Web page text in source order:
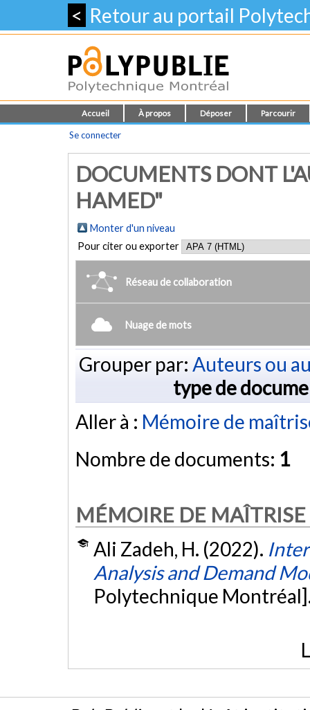
< Retour au portail
Accueil À propos Déposer Parcourir
Se connecter
DOCUMENTS DONT
HAMED"
Monter d'un niveau
Pour citer ou exporter
Réseau de collaboration
Nuage de mots
Grouper par: Auteurs ou
type de
Aller à : Mémoire de
Nombre de documents: 1
MÉMOIRE DE MAÎTRISE
Ali Zadeh, H. (2022).
Analysis and Demand
Polytechnique